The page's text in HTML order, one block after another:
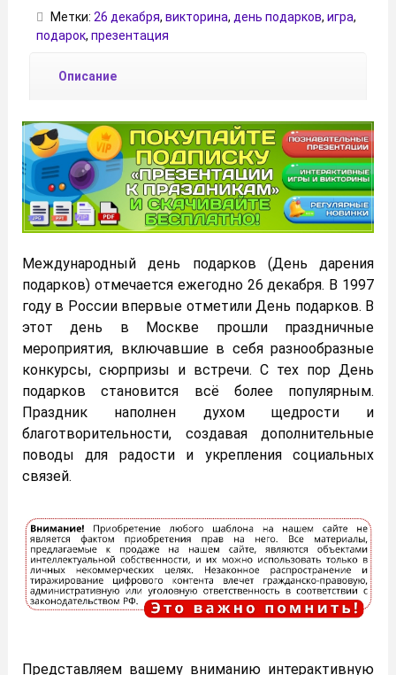
Метки: 26 декабря, викторина, день подарков, игра,
подарок, презентация
Описание
Международный день подарков (День дарения
подарков) отмечается ежегодно 26 декабря. В 1997
году в России впервые отметили День подарков. В
этот день в Москве прошли праздничные
мероприятия, включавшие в себя разнообразные
конкурсы, сюрпризы и встречи. С тех пор День
подарков становится всё более популярным.
Праздник наполнен духом щедрости и
благотворительности, создавая дополнительные
поводы для радости и укрепления социальных
связей.
Представляем вашему вниманию интерактивную